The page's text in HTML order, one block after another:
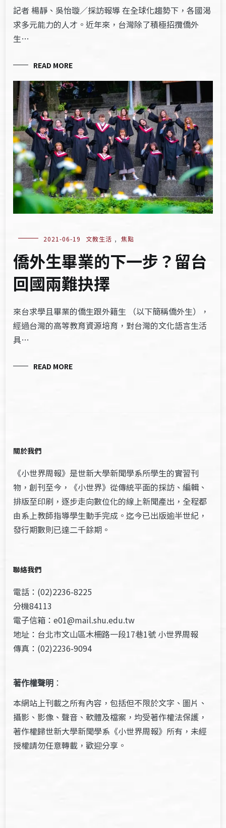
記者 楊靜、吳怡璇／採訪報導 在全球化趨勢下，各國渴
求多元能力的人才。近年來，台灣除了積極招攬僑外
生…
READ MORE
2021-06-19 文教生活 , 焦點
僑外生畢業的下一步？留台
回國兩難抉擇
來台求學且畢業的僑生跟外籍生 （以下簡稱僑外生），
經過台灣的高等教育資源培育，對台灣的文化語言生活
具…
READ MORE
關於我們
《小世界周報》是世新大學新聞學系所學生的實習刊
物，創刊至今，《小世界》從傳統平面的採訪、編輯、
排版至印刷，逐步走向數位化的線上新聞產出，全程都
由系上教師指導學生動手完成。迄今已出版逾半世紀，
發行期數則已達二千餘期。
聯絡我們
電話：(02)2236-8225
分機84113
電子信箱：e01@mail.shu.edu.tw
地址：台北市文山區木柵路一段17巷1號 小世界周報
傳真：(02)2236-9094
著作權聲明 ：
本網站上刊載之所有內容，包括但不限於文字、圖片、
攝影、影像、聲音、軟體及檔案，均受著作權法保護，
著作權歸世新大學新聞學系《小世界周報》所有，未經
授權請勿任意轉載，歡迎分享。